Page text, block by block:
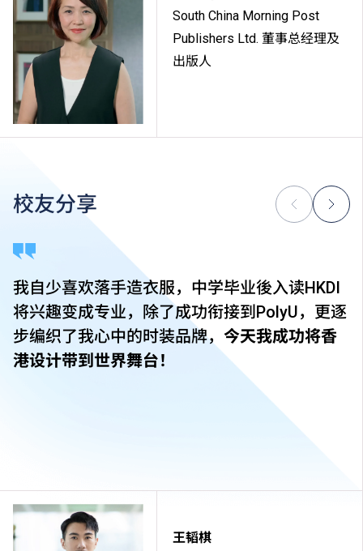
South China Morning Post
Publishers Ltd. 董事总经理及
出版人
王韬棋
校友分享
我自少喜欢落手造衣服，中学毕业後入读HKDI
将兴趣变成专业，除了成功衔接到PolyU，更逐
步编织了我心中的时装品牌， 今天我成功将香
港设计带到世界舞台！